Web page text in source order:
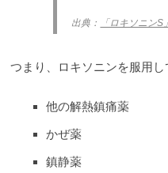
出典： 「ロキソニン
つまり、ロキソニンを服用
他の解熱鎮痛薬
かぜ薬
鎮静薬